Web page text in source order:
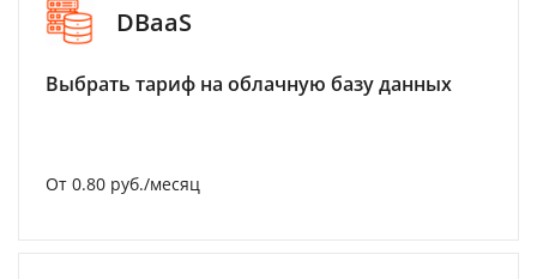
DBaaS
Выбрать тариф на облачную базу данных
От 0.80 руб./месяц